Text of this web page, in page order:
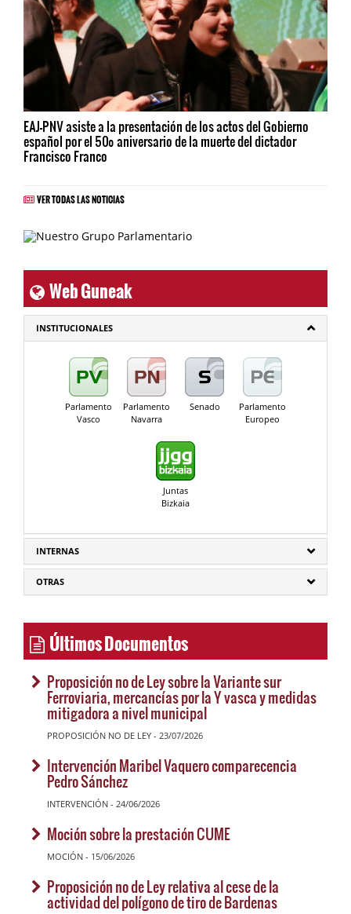
EAJ-PNV asiste a la presentación de los actos del Gobierno
español por el 50º aniversario de la muerte del dictador
Francisco Franco
VER TODAS LAS NOTICIAS
Web Guneak
INSTITUCIONALES
Parlamento
Vasco
Parlamento
Navarra
Senado
Parlamento
Europeo
Juntas
Bizkaia
INTERNAS
OTRAS
Últimos Documentos
Proposición no de Ley sobre la Variante sur
Ferroviaria, mercancías por la Y vasca y medidas
mitigadora a nivel municipal
PROPOSICIÓN NO DE LEY - 23/07/2026
Intervención Maribel Vaquero comparecencia
Pedro Sánchez
INTERVENCIÓN - 24/06/2026
Moción sobre la prestación CUME
MOCIÓN - 15/06/2026
Proposición no de Ley relativa al cese de la
actividad del polígono de tiro de Bardenas